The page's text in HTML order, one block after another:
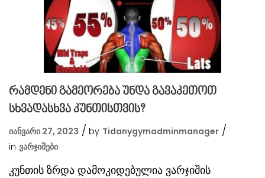
რამდენი გამეორება უნდა გავაკეთოთ
სხვადასხვა კუნთისთვის?
იანვარი 27, 2023
by Tidanygymadminmanager
in Ვარჯიშები
კუნთის ზრდა დამოკიდებულია ვარჯიშის